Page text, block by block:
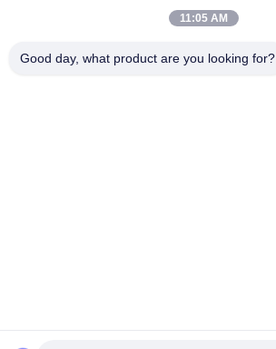
11:05 AM
Good day, what product are you looking for?